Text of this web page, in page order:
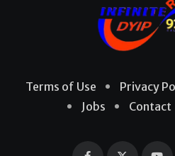
Terms of Use Privacy
Jobs
Contact